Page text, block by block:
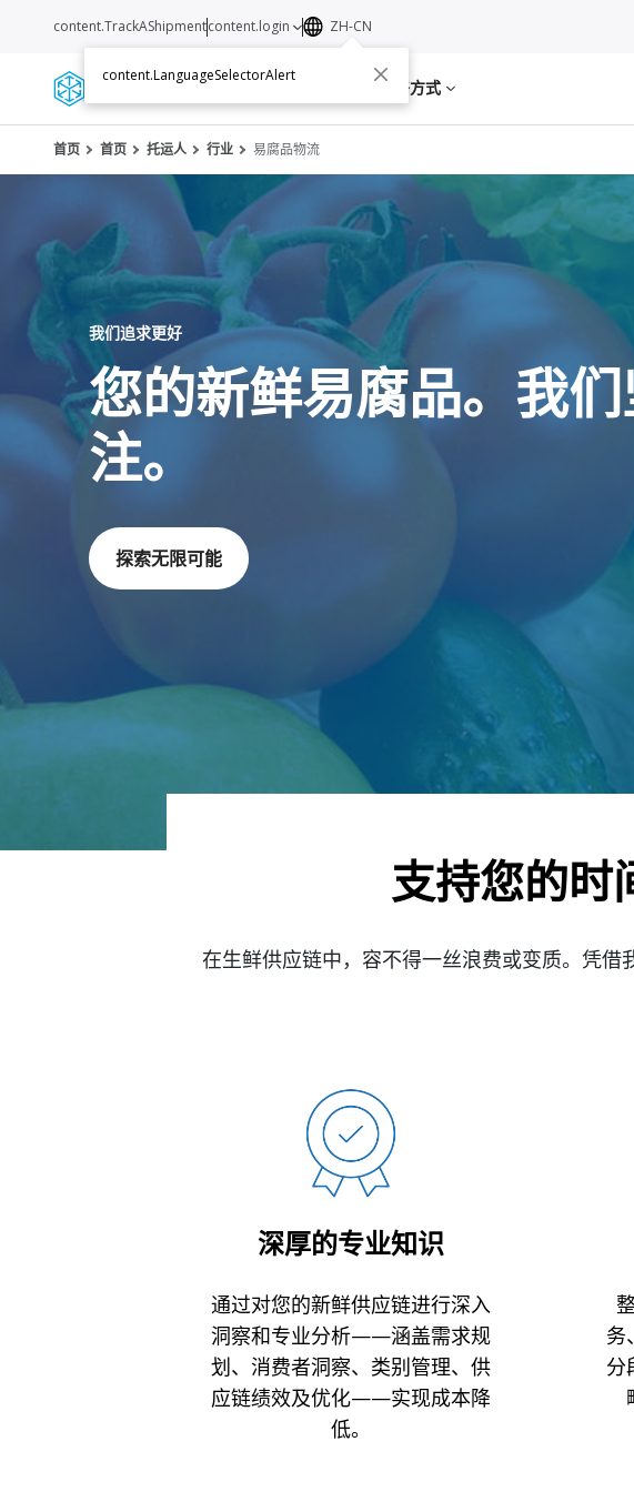
服务 资源 联络方式
content.TrackAShipmentcontent.login ZH-CN
content.LanguageSelectorAlert
首页 首页 托运人 行业 易腐品物流
我们追求更好
您的新鲜易腐品。我
注。
探索无限可能
支持您的时
在生鲜供应链中，容不得一丝浪费或变质。凭借
深厚的专业知识
通过对您的新鲜供应链进行深入
洞察和专业分析——涵盖需求规
划、消费者洞察、类别管理、供
应链绩效及优化——实现成本降
低。
务
分